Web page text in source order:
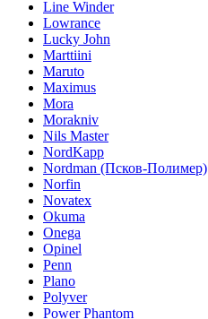
Line Winder
Lowrance
Lucky John
Marttiini
Maruto
Maximus
Mora
Morakniv
Nils Master
NordKapp
Nordman (Псков-Полимер)
Norfin
Novatex
Okuma
Onega
Opinel
Penn
Plano
Polyver
Power Phantom